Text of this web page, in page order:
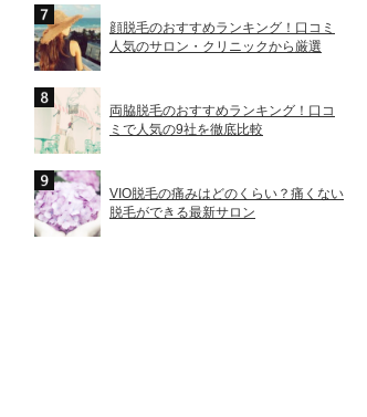
顔脱毛のおすすめランキング！口コミ
人気のサロン・クリニックから厳選
両脇脱毛のおすすめランキング！口コ
ミで人気の9社を徹底比較
VIO脱毛の痛みはどのくらい？痛くない
脱毛ができる最新サロン